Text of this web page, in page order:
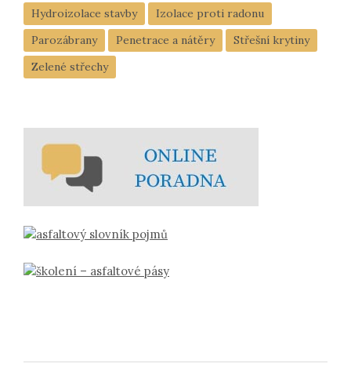
Hydroizolace stavby
Izolace proti radonu
Parozábrany
Penetrace a nátěry
Střešní krytiny
Zelené střechy